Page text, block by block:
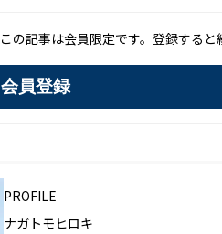
この記事は会員限定です。登録すると
会員登録
PROFILE
ナガトモヒロキ